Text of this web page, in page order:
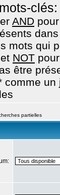
clés:
AND
mots qui
NOT
être
comme un
partielles